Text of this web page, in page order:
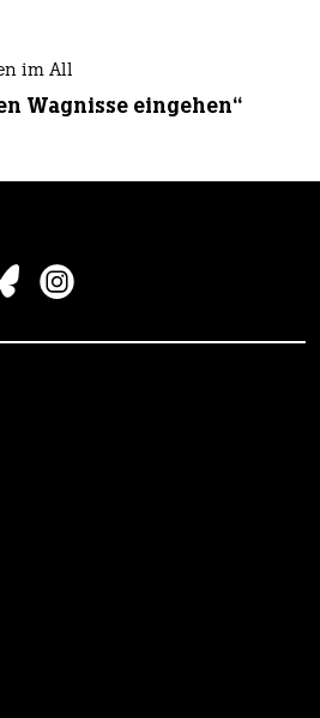
im All
Wagnisse eingehen“